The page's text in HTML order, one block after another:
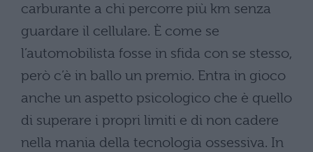
carburante a chi percorre più km senza
guardare il cellulare. È come se
l’automobilista fosse in sfida con se stesso,
però c’è in ballo un premio. Entra in gioco
anche un aspetto psicologico che è quello
di superare i propri limiti e di non cadere
nella mania della tecnologia ossessiva. In